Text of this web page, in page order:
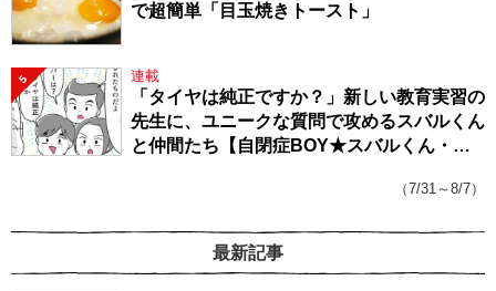
で超簡単「目玉焼きトースト」
5 連載
「タイヤは純正ですか？」新しい教育実習の
先生に、ユニークな質問で攻めるスバルくん
と仲間たち【自閉症BOY★スバルくん・
（7/31～8/7）
最新記事